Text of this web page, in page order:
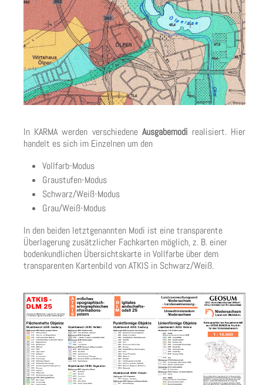
In KARMA werden verschiedene Ausgabemodi realisiert. Hier
handelt es sich im Einzelnen um den
Vollfarb-Modus
Graustufen-Modus
Schwarz/Weiß-Modus
Grau/Weiß-Modus
In den beiden letztgenannten Modi ist eine transparente
Überlagerung zusätzlicher Fachkarten möglich, z. B. einer
bodenkundlichen Übersichtskarte in Vollfarbe über dem
transparenten Kartenbild von ATKIS in Schwarz/Weiß.